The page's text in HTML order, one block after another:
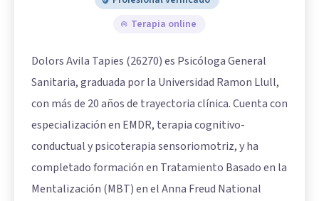
Terapia online
Dolors Avila Tapies (26270) es Psicóloga General
Sanitaria, graduada por la Universidad Ramon Llull,
con más de 20 años de trayectoria clínica. Cuenta con
especialización en EMDR, terapia cognitivo-
conductual y psicoterapia sensoriomotriz, y ha
completado formación en Tratamiento Basado en la
Mentalización (MBT) en el Anna Freud National